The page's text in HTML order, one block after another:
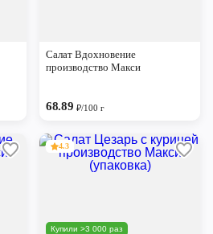
Салат Вдохновение
производство Макси
68.89₽/100 г
Купили >3 000 раз
4.3